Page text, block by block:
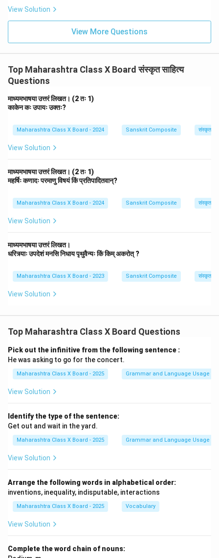
View Solution
View More Questions
Top Maharashtra Class X Board संस्कृत साहित्य
Questions
माध्यमभाषया उत्तरं लिखत। (2 तः 1)
काकेन कः उपायः उक्तः?
Maharashtra Class X Board - 2024 Sanskrit Composite संस्कृत
View Solution
माध्यमभाषया उत्तरं लिखत। (2 तः 1)
महर्षिः कणादः परमाणु विषयं किं प्रतिपादितवान्?
Maharashtra Class X Board - 2024 Sanskrit Composite संस्कृत
View Solution
माध्यमभाषया उत्तरं लिखत।
धरित्र्याः उपदेशं मनसि निधाय पृथुवैन्यः किं किम् अकरोत् ?
Maharashtra Class X Board - 2023 Sanskrit Composite संस्कृत
View Solution
Top Maharashtra Class X Board Questions
Pick out the infinitive from the following sentence :
He was asking to go for the concert.
Maharashtra Class X Board - 2025 Grammar and Language Usage
View Solution
Identify the type of the sentence:
Get out and wait in the yard.
Maharashtra Class X Board - 2025 Grammar and Language Usage
View Solution
Arrange the following words in alphabetical order:
inventions, inequality, indisputable, interactions
Maharashtra Class X Board - 2025 Vocabulary
View Solution
Complete the word chain of nouns: